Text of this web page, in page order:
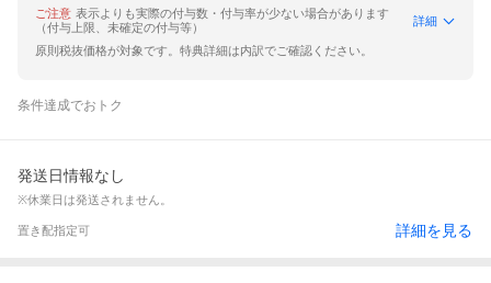
ご注意 表示よりも実際の付与数・付与率が少ない場合があります
（付与上限、未確定の付与等）
詳細
原則税抜価格が対象です。特典詳細は内訳でご確認ください。
条件達成でおトク
発送日情報なし
※休業日は発送されません。
置き配指定可 詳細を見る